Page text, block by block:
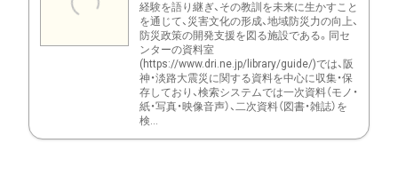
経験を語り継ぎ、その教訓を未来に生かすこと
を通じて、災害文化の形成、地域防災力の向上、
防災政策の開発支援を図る施設である。同セ
ンターの資料室
(https://www.dri.ne.jp/library/guide/)では、阪
神・淡路大震災に関する資料を中心に収集・保
存しており、検索システムでは一次資料（モノ・
紙・写真・映像音声）、二次資料（図書・雑誌）を
検...